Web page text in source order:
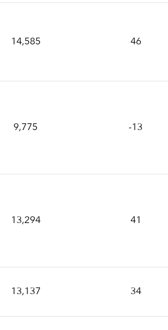
14,585 46
9,775 -13
13,294 41
13,137 34